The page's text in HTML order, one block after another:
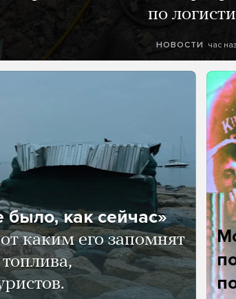
по
НОВОСТИ час
было, как сейчас»
каким его запомнят